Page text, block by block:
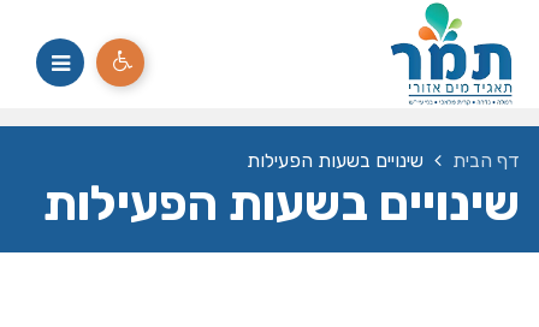
דף הבית שינויים בשעות הפעילות
שינויים בשעות הפעילות